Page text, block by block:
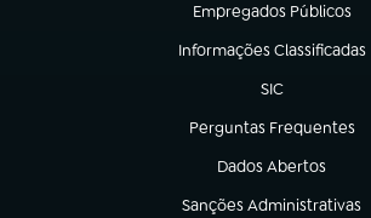
Empregados Públicos
(abre em nova aba)
Informações Classificadas
(abre em nova aba)
SIC
(abre em nova
Perguntas Frequentes
(abre em nova aba)
Dados Abertos
(abre em nova aba)
Sanções Administrativas
(abre em nova aba)